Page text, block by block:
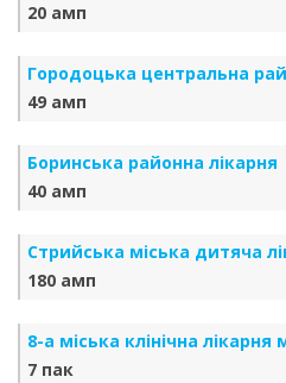
20 амп
Городоцька центральна
49 амп
Боринська районна лікарня
40 амп
Стрийська міська дитяча
180 амп
8-а міська клінічна лікарня
7 пак